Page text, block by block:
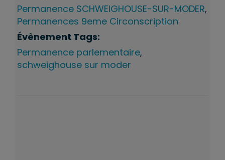
Permanence SCHWEIGHOUSE-SUR-MODER,
Permanences 9eme Circonscription
Évènement Tags:
Permanence parlementaire,
schweighouse sur moder